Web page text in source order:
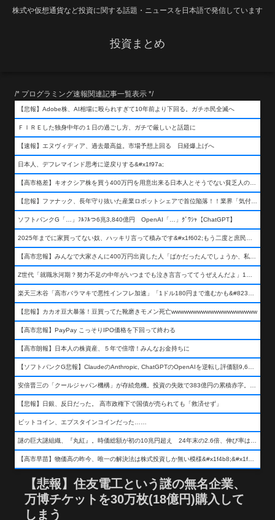
株式や仮想通貨など投資に関する話題・ニュースを日本語で発信しています
投資まとめ
/* プログラミング速報関連記事一覧表示 */
【悲報】Adobe株、AI相場に殴られすぎて10年前より下回る。ガチホ民全滅へ
ＦＩＲＥした独身中年の１日の過ごし方、ガチで厳しいと話題に
【速報】エヌヴィディア、過去最高益。市場予想上回る 日経爆上げへ
日本人、デフレマインド思考に逆戻りする&#x1f97a;
【高市格差】キオクシア株を買う400万円を用意出来る日本人とそうでない貧乏人の差が超広まるって事よ
【悲報】ファナック、長年守り抜いた産業ロボットシェアで首位陥落！！業界「気付いたら一気に抜かれていた…」
ソフトバンクG「…」ﾌﾙﾌﾙつ6兆3,840億円 OpenAI「…」ｸﾞﾜｼｬ【ChatGPT】
2025年までに家買ってない奴、ハッキリ言って積みです&#x1f602;もう二度と庶民が買える値段になりません&#x1f602;&#x1f602;&#x1f602;
【高市悲報】みんなで大家さんに400万円出資した人「ばかだったんでしょうか、私は&#x1f622;」
Z世代「就職氷河期？努力不足の中年がいつまでも泣き言言っててうぜえんだよ」1万いいね
楽天三木谷「高市バラマキで悪性インフレ加速」「1ドル180円まで進むかも&#8230;もう看過できない」
【悲報】カカオ豆大暴落！豆買ってた靴磨きモメン死亡wwwwwwwwwwwwwwwwwwww
【高市悲報】PayPay こっそりIPO価格を下回って終わる
【高市朗報】日本人の株資産、５年で倍増！みんなお金持ちに
【ソフトバンクG悲報】ClaudeのAnthropic, ChatGPTのOpenAIを逆転し評価額9,650億ドル (約154兆円) の世界一価値あるAI企業に……
安倍晋三の「クールジャパン機構」が存続危機。投資の失敗で383億円の累積赤字。2025年度決算も大赤字の可能性。責任の所在はウヤムヤ
【悲報】日銀、反日だった。 高市政権下で国債が売られても「救済せず」
ビットコイン、エプスタインコインだった……
謎の巨大謎組織、『丸紅』。時価総額が初の10兆円超え 24年末の2.6倍、伸び率は謎組織首位
【高市早苗】物価高の昨今、唯一の解決法は株式投資しか無い模様&#x1f4b8;&#x1f4b8;&#x1f4b8;
【悲報】住友電工という謎の無名企業、
万博チケットを30万枚(18億円)購入して
しまう